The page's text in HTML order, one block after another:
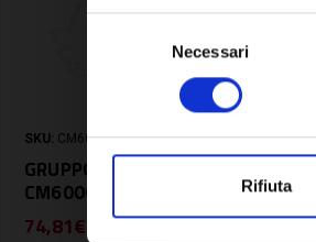
Necessari
Rifiuta
SKU: CM60000845
GRUPPO RITORNO -
CM60000845
74,81€